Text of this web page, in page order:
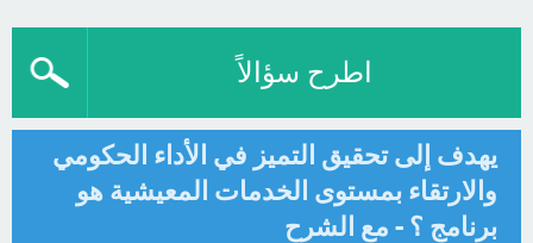
اطرح سؤالاً
يهدف إلى تحقيق التميز في الأداء الحكومي
والارتقاء بمستوى الخدمات المعيشية هو
برنامج ؟ - مع الشرح